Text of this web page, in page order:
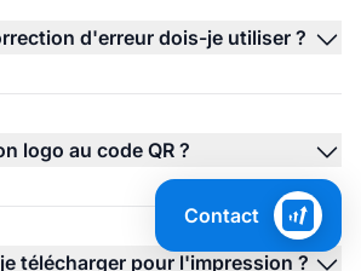
d'erreur dois-je utiliser ?
logo au code QR ?
télécharger pour l'impression ?
Contact